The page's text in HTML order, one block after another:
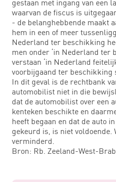
gestaan met ingang van een
waarvan de fiscus is
- de belanghebbende maakt
hem in een of meer
Nederland ter beschikking
men onder ‘in Nederland ter
verstaan ‘in Nederland
voorbijgaand ter beschikking
In dit geval is de rechtbank
automobilist niet in die
dat de automobilist over een
kenteken beschikte en
heeft begaan en dat de auto
gekeurd is, is niet voldoende.
verminderd.
Bron: Rb. Zeeland-West-